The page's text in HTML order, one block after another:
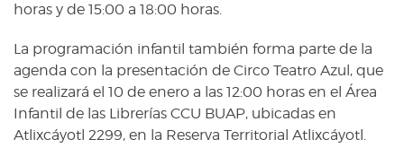
horas y de 15:00 a 18:00 horas.
La programación infantil también forma parte de la
agenda con la presentación de Circo Teatro Azul, que
se realizará el 10 de enero a las 12:00 horas en el Área
Infantil de las Librerías CCU BUAP, ubicadas en
Atlixcáyotl 2299, en la Reserva Territorial Atlixcáyotl.